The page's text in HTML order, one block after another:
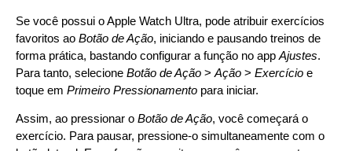
Se você possui o Apple Watch Ultra, pode atribuir exercícios
favoritos ao Botão de Ação, iniciando e pausando treinos de
forma prática, bastando configurar a função no app Ajustes.
Para tanto, selecione Botão de Ação > Ação > Exercício e
toque em Primeiro Pressionamento para iniciar.
Assim, ao pressionar o Botão de Ação, você começará o
exercício. Para pausar, pressione-o simultaneamente com o